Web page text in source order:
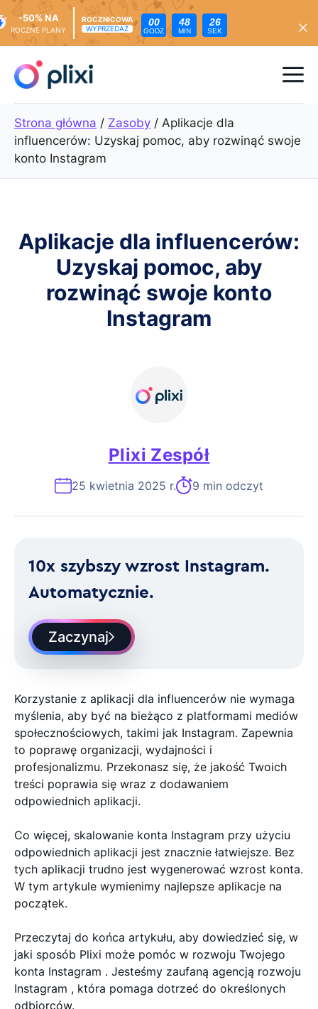
treści
-50% NA
ROCZNE PLANY
ROCZNICOWA
WYPRZEDAŻ
00
GODZ
48
MIN
25
SEK
Strona główna / Zasoby / Aplikacje dla
influencerów: Uzyskaj pomoc, aby rozwinąć swoje
konto Instagram
Aplikacje dla influencerów:
Uzyskaj pomoc, aby
rozwinąć swoje konto
Instagram
Plixi Zespół
25 kwietnia 2025 r. 9 min odczyt
10x szybszy wzrost Instagram.
Automatycznie.
Zaczynaj
Korzystanie z aplikacji dla influencerów nie wymaga
myślenia, aby być na bieżąco z platformami mediów
społecznościowych, takimi jak Instagram. Zapewnia
to poprawę organizacji, wydajności i
profesjonalizmu. Przekonasz się, że jakość Twoich
treści poprawia się wraz z dodawaniem
odpowiednich aplikacji.
Co więcej, skalowanie konta Instagram przy użyciu
odpowiednich aplikacji jest znacznie łatwiejsze. Bez
tych aplikacji trudno jest wygenerować wzrost konta.
W tym artykule wymienimy najlepsze aplikacje na
początek.
Przeczytaj do końca artykułu, aby dowiedzieć się, w
jaki sposób Plixi może pomóc w rozwoju Twojego
konta Instagram . Jesteśmy zaufaną agencją rozwoju
Instagram , która pomaga dotrzeć do określonych
odbiorców.